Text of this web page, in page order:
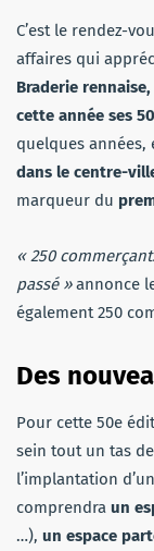
C’est le rendez-
affaires qui
Braderie
cette année ses
quelques années,
dans le centre-
marqueur du
« 250
passé »annonce
également 250
Des
Pour cette 50e
sein tout un tas
l’implantation d’un
comprendra un
…), un espace